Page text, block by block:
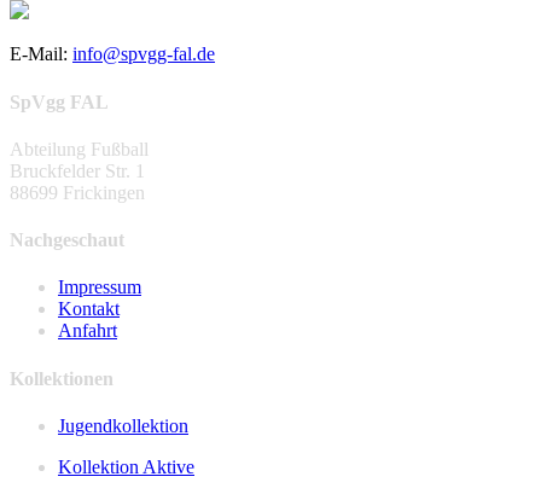
E-Mail: info@spvgg-fal.de
SpVgg FAL
Abteilung Fußball
Bruckfelder Str. 1
88699 Frickingen
Nachgeschaut
Impressum
Kontakt
Anfahrt
Kollektionen
Jugendkollektion
Kollektion Aktive